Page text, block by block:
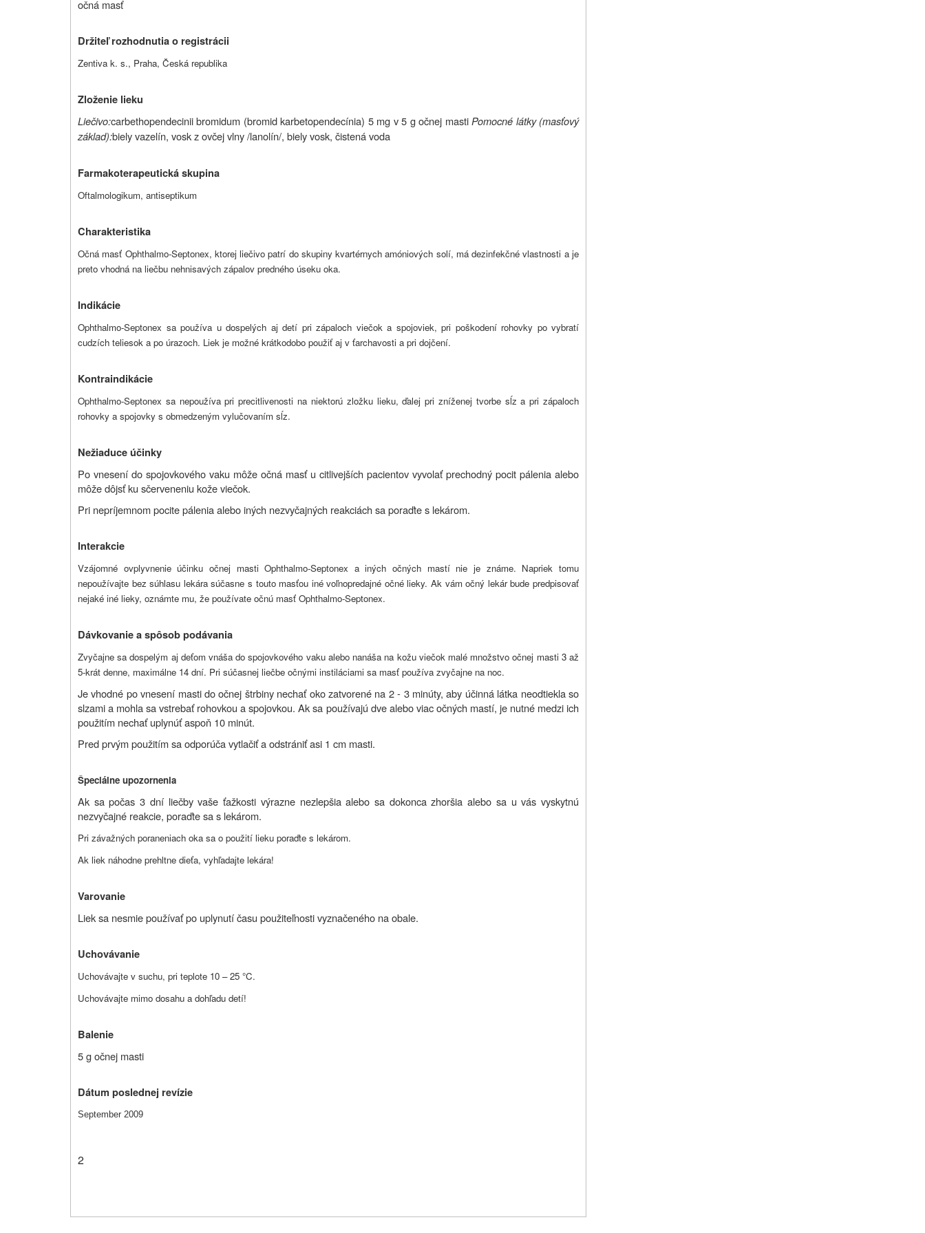
očná masť
Držiteľ rozhodnutia o registrácii
Zentiva k. s., Praha, Česká republika
Zloženie lieku
Liečivo:carbethopendecinii bromidum (bromid karbetopendecínia) 5 mg v 5 g očnej masti Pomocné látky (masťový
základ):biely vazelín, vosk z ovčej vlny /lanolín/, biely vosk, čistená voda
Farmakoterapeutická skupina
Oftalmologikum, antiseptikum
Charakteristika
Očná masť Ophthalmo-Septonex, ktorej liečivo patrí do skupiny kvartérnych amóniových solí, má dezinfekčné vlastnosti a je
preto vhodná na liečbu nehnisavých zápalov predného úseku oka.
Indikácie
Ophthalmo-Septonex sa používa u dospelých aj detí pri zápaloch viečok a spojoviek, pri poškodení rohovky po vybratí
cudzích teliesok a po úrazoch. Liek je možné krátkodobo použiť aj v ťarchavosti a pri dojčení.
Kontraindikácie
Ophthalmo-Septonex sa nepoužíva pri precitlivenosti na niektorú zložku lieku, ďalej pri zníženej tvorbe sĺz a pri zápaloch
rohovky a spojovky s obmedzeným vylučovaním sĺz.
Nežiaduce účinky
Po vnesení do spojovkového vaku môže očná masť u citlivejších pacientov vyvolať prechodný pocit pálenia alebo
môže dôjsť ku sčerveneniu kože viečok.
Pri nepríjemnom pocite pálenia alebo iných nezvyčajných reakciách sa poraďte s lekárom.
Interakcie
Vzájomné ovplyvnenie účinku očnej masti Ophthalmo-Septonex a iných očných mastí nie je známe. Napriek tomu
nepoužívajte bez súhlasu lekára súčasne s touto masťou iné voľnopredajné očné lieky. Ak vám očný lekár bude predpisovať
nejaké iné lieky, oznámte mu, že používate očnú masť Ophthalmo-Septonex.
Dávkovanie a spôsob podávania
Zvyčajne sa dospelým aj deťom vnáša do spojovkového vaku alebo nanáša na kožu viečok malé množstvo očnej masti 3 až
5-krát denne, maximálne 14 dní. Pri súčasnej liečbe očnými instiláciami sa masť používa zvyčajne na noc.
Je vhodné po vnesení masti do očnej štrbiny nechať oko zatvorené na 2 - 3 minúty, aby účinná látka neodtiekla so
slzami a mohla sa vstrebať rohovkou a spojovkou. Ak sa používajú dve alebo viac očných mastí, je nutné medzi ich
použitím nechať uplynúť aspoň 10 minút.
Pred prvým použitím sa odporúča vytlačiť a odstrániť asi 1 cm masti.
Špeciálne upozornenia
Ak sa počas 3 dní liečby vaše ťažkosti výrazne nezlepšia alebo sa dokonca zhoršia alebo sa u vás vyskytnú
nezvyčajné reakcie, poraďte sa s lekárom.
Pri závažných poraneniach oka sa o použití lieku poraďte s lekárom.
Ak liek náhodne prehltne dieťa, vyhľadajte lekára!
Varovanie
Liek sa nesmie používať po uplynutí času použiteľnosti vyznačeného na obale.
Uchovávanie
Uchovávajte v suchu, pri teplote 10 – 25 °C.
Uchovávajte mimo dosahu a dohľadu detí!
Balenie
5 g očnej masti
Dátum poslednej revízie
September 2009
2